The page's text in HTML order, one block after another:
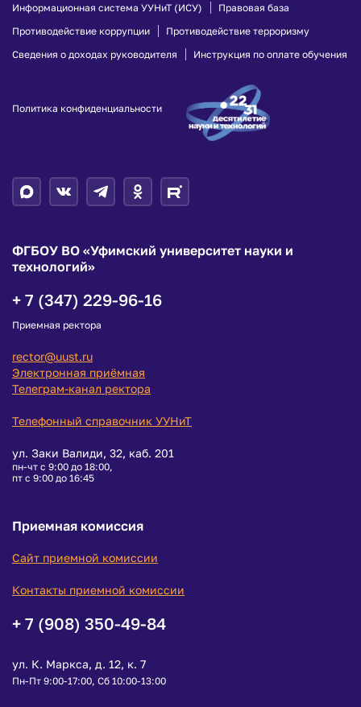
Информационная система УУНиТ (ИСУ)
Правовая база
Противодействие коррупции
Противодействие терроризму
Сведения о доходах руководителя
Инструкция по оплате обучения
Политика конфиденциальности
ФГБОУ ВО «Уфимский университет науки и
технологий»
+ 7 (347) 229-96-16
Приемная ректора
rector@uust.ru
Электронная приёмная
Телеграм-канал ректора
Телефонный справочник УУНиТ
ул. Заки Валиди, 32, каб. 201
пн-чт с 9:00 до 18:00,
пт с 9:00 до 16:45
Приемная комиссия
Сайт приемной комиссии
Контакты приемной комиссии
+ 7 (908) 350-49-84
ул. К. Маркса, д. 12, к. 7
Пн-Пт 9:00-17:00, Сб 10:00-13:00